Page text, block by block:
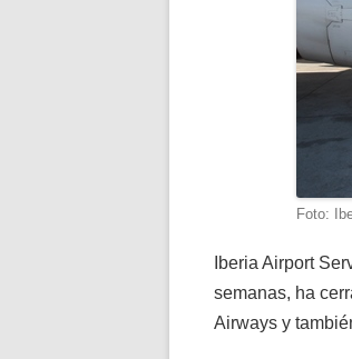
Foto:
Iberia Airport
semanas, ha
Airways y